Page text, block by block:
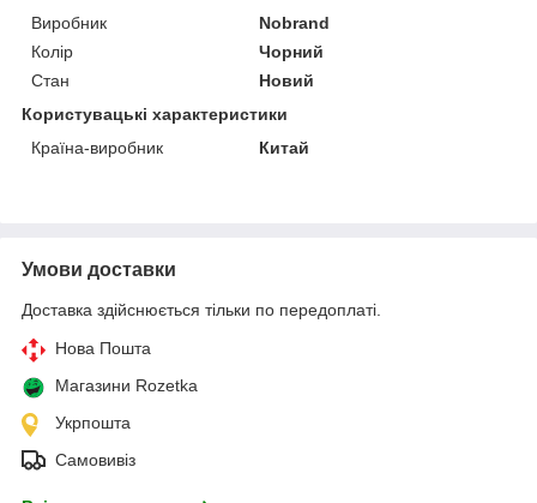
Виробник
Nobrand
Колір
Чорний
Стан
Новий
Користувацькі характеристики
Країна-виробник
Китай
Умови доставки
Доставка здійснюється тільки по передоплаті.
Нова Пошта
Магазини Rozetka
Укрпошта
Самовивіз